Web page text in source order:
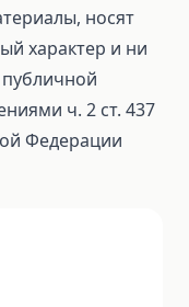
носят
характер и ни
публичной
ч. 2 ст. 437
Федерации